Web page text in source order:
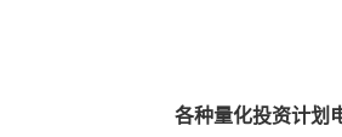
各种量化投资计划